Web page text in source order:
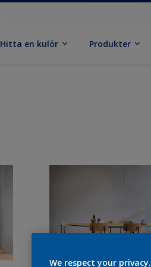
Hitta en kulör Produkter
We respect your privacy.